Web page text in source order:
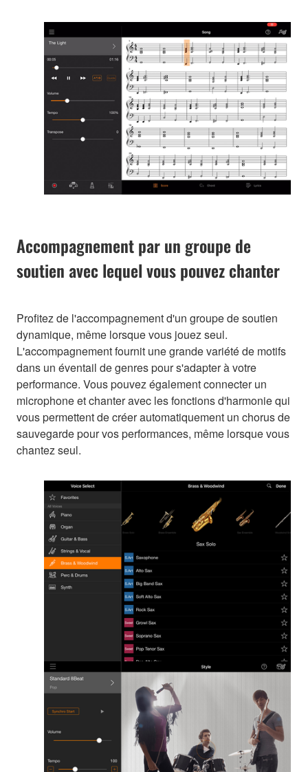
Accompagnement par un groupe de
soutien avec lequel vous pouvez chanter
Profitez de l'accompagnement d'un groupe de soutien
dynamique, même lorsque vous jouez seul.
L'accompagnement fournit une grande variété de motifs
dans un éventail de genres pour s'adapter à votre
performance. Vous pouvez également connecter un
microphone et chanter avec les fonctions d'harmonie qui
vous permettent de créer automatiquement un chorus de
sauvegarde pour vos performances, même lorsque vous
chantez seul.